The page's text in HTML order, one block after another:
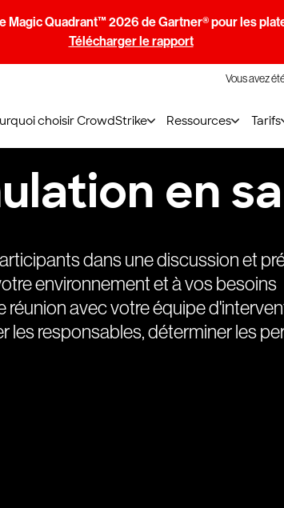
Magic Quadrant™ 2026 de Gartner® pour les
Télécharger le rapport
Vous avez
choisir CrowdStrike Ressources Tarifs
en
dans une discussion et
environnement et à vos besoins
réunion avec votre équipe
les responsables, déterminer les